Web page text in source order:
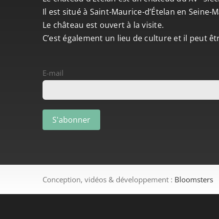
Il est situé à Saint-Maurice-d’Ételan en Seine-
Le château est ouvert à la visite.
C’est également un lieu de culture et il peut
E-mail
Conception, vidéos & développement : Bloomsters